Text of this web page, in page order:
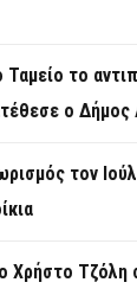
το
ο Δήμος
τον
Χρήστο Τζόλη